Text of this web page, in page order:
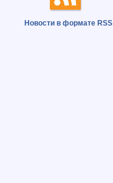
Новости в формате RSS